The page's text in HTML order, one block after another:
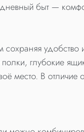
быт —
глубокие
место. В